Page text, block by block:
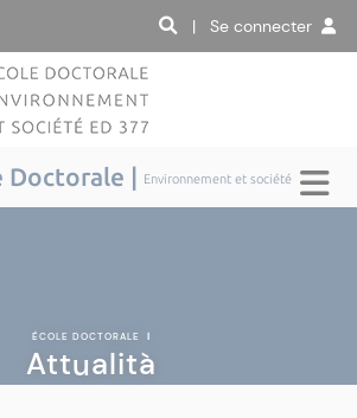
| Se connecter
Doctorale | Environnement et société
ÉCOLE DOCTORALE |
Attualità